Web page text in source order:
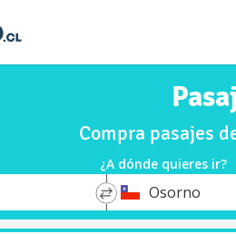
Compra pasajes
¿A dónde quieres ir?
*
DestinoOsorno